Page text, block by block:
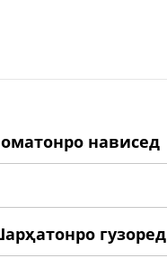
номатонро нависед
шарҳатонро гузоред